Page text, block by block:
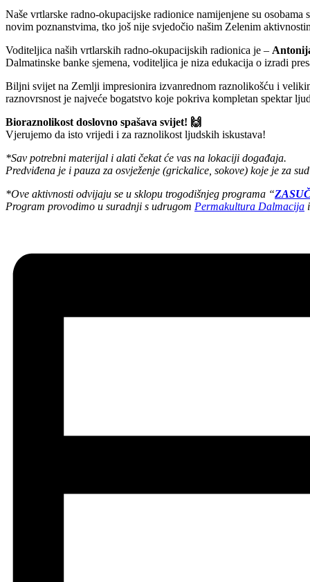
Naše vrtlarske radno-okupacijske radionice namijenjene su
novim poznanstvima, tko još nije svjedočio našim Zelenim
Voditeljica naših vrtlarskih radno-okupacijskih radionica je –
Dalmatinske banke sjemena, voditeljica je niza edukacija o izradi
Biljni svijet na Zemlji impresionira izvanrednom raznolikošću i
raznovrsnost je najveće bogatstvo koje pokriva kompletan spektar
Bioraznolikost doslovno spašava svijet! 🙌
Vjerujemo da isto vrijedi i za raznolikost ljudskih iskustava!
*Sav potrebni materijal i alati čekat će vas na lokaciji događaja.
Predviđena je i pauza za osvježenje (grickalice, sokove) koje je za
*Ove aktivnosti odvijaju se u sklopu trogodišnjeg programa “
Program provodimo u suradnji s udrugom Permakultura Dalmacija